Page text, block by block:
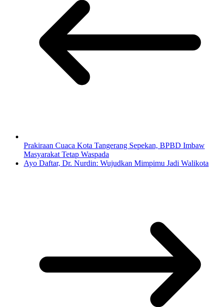
Prakiraan Cuaca Kota Tangerang Sepekan, BPBD Imbaw
Masyarakat Tetap Waspada
Ayo Daftar, Dr. Nurdin: Wujudkan Mimpimu Jadi Walikota